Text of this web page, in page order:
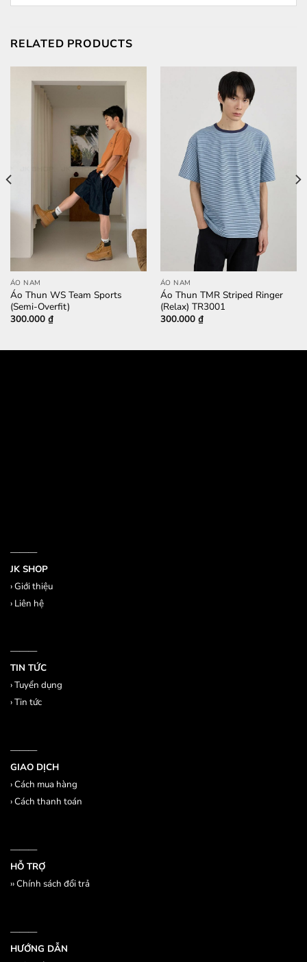
RELATED PRODUCTS
ÁO NAM
Áo Thun WS Team Sports
(Semi-Overfit)
300.000 ₫
ÁO NAM
Áo Thun TMR Striped Ringer
(Relax) TR3001
300.000 ₫
———
JK SHOP
›Giới thiệu
› Liên hệ
———
TIN TỨC
›Tuyển dụng
›Tin tức
———
GIAO DỊCH
›Cách mua hàng
›Cách thanh toán
———
HỖ TRỢ
››Chính sách đổi trả
———
HƯỚNG DẪN